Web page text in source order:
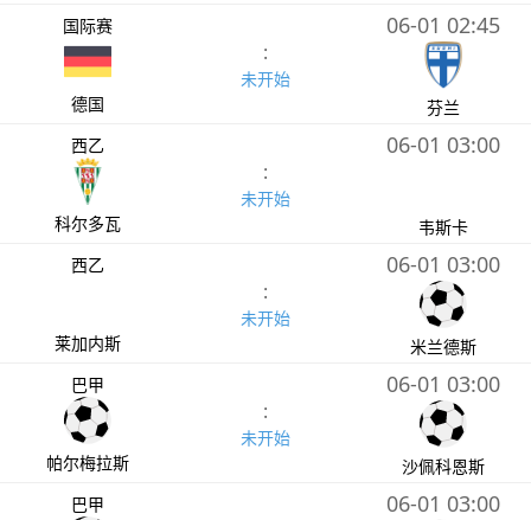
国际赛
德国
:
未开始
06-01 02:45
芬兰
西乙
科尔多瓦
:
未开始
06-01 03:00
韦斯卡
西乙
莱加内斯
:
未开始
06-01 03:00
米兰德斯
巴甲
帕尔梅拉斯
:
未开始
06-01 03:00
沙佩科恩斯
巴甲
06-01 03:00